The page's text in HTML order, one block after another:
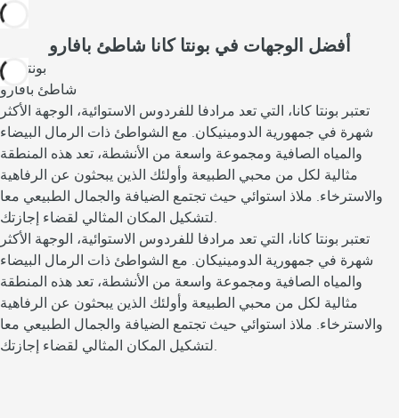
أفضل الوجهات في بونتا كانا شاطئ بافارو
بونتا كانا
شاطئ بافارو
تعتبر بونتا كانا، التي تعد مرادفا للفردوس الاستوائية، الوجهة الأكثر
شهرة في جمهورية الدومينيكان. مع الشواطئ ذات الرمال البيضاء
والمياه الصافية ومجموعة واسعة من الأنشطة، تعد هذه المنطقة
مثالية لكل من محبي الطبيعة وأولئك الذين يبحثون عن الرفاهية
والاسترخاء. ملاذ استوائي حيث تجتمع الضيافة والجمال الطبيعي معا
لتشكيل المكان المثالي لقضاء إجازتك.
تعتبر بونتا كانا، التي تعد مرادفا للفردوس الاستوائية، الوجهة الأكثر
شهرة في جمهورية الدومينيكان. مع الشواطئ ذات الرمال البيضاء
والمياه الصافية ومجموعة واسعة من الأنشطة، تعد هذه المنطقة
مثالية لكل من محبي الطبيعة وأولئك الذين يبحثون عن الرفاهية
والاسترخاء. ملاذ استوائي حيث تجتمع الضيافة والجمال الطبيعي معا
لتشكيل المكان المثالي لقضاء إجازتك.